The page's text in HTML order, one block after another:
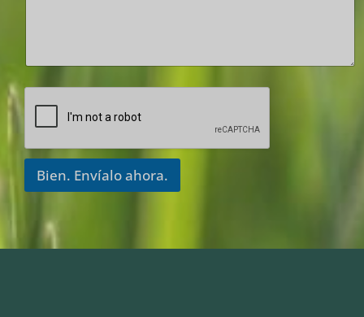
Bien. Envíalo ahora.